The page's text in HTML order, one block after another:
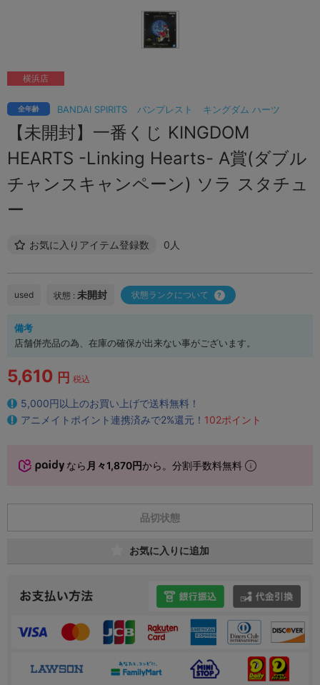
BANDAI SPIRITS バンプレスト キングダム ハーツ
全年齢
【未開封】一番くじ KINGDOM
HEARTS -Linking Hearts- A賞(ダブル
チャンスキャンペーン) ソラ スタチュ
ー
お気に入りアイテム登録数 0人
横浜店
used 状態 : 未開封 状態ランクについて
備考
店舗併売品の為、在庫の確保が出来ない事がございます。
5,610 円 税込
5,000円以上のお買い上げで送料無料！
アニメイトポイント連携済みで2%還元！ 102ポイント
なら 月々1,870円から。分割手数料無料
品切状態
お気に入りに追加